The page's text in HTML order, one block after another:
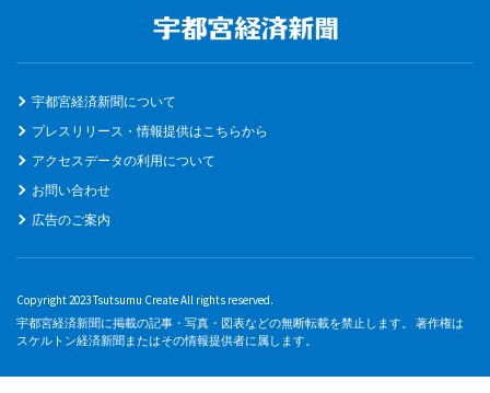
宇都宮経済新聞について
プレスリリース・情報提供はこちらから
アクセスデータの利用について
お問い合わせ
広告のご案内
Copyright 2023 Tsutsumu Create All rights reserved.
宇都宮経済新聞に掲載の記事・写真・図表などの無断転載を禁止します。 著作権は
スケルトン経済新聞またはその情報提供者に属します。